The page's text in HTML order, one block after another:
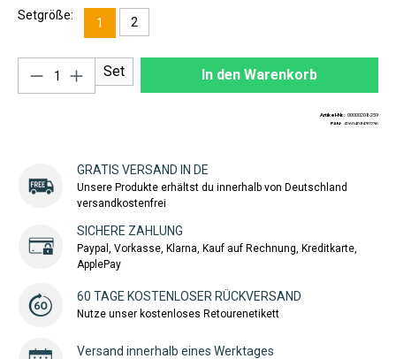
Setgröße:
1 2
Produkt Anzahl: Gib den gewünschten
Set In den Warenkorb
Artikel-Nr.: 00000208-259
EAN: 4260408430236
GRATIS VERSAND IN DE
Unsere Produkte erhältst du innerhalb von Deutschland
versandkostenfrei
SICHERE ZAHLUNG
Paypal, Vorkasse, Klarna, Kauf auf Rechnung, Kreditkarte,
ApplePay
60 TAGE KOSTENLOSER RÜCKVERSAND
Nutze unser kostenloses Retourenetikett
Versand innerhalb eines Werktages